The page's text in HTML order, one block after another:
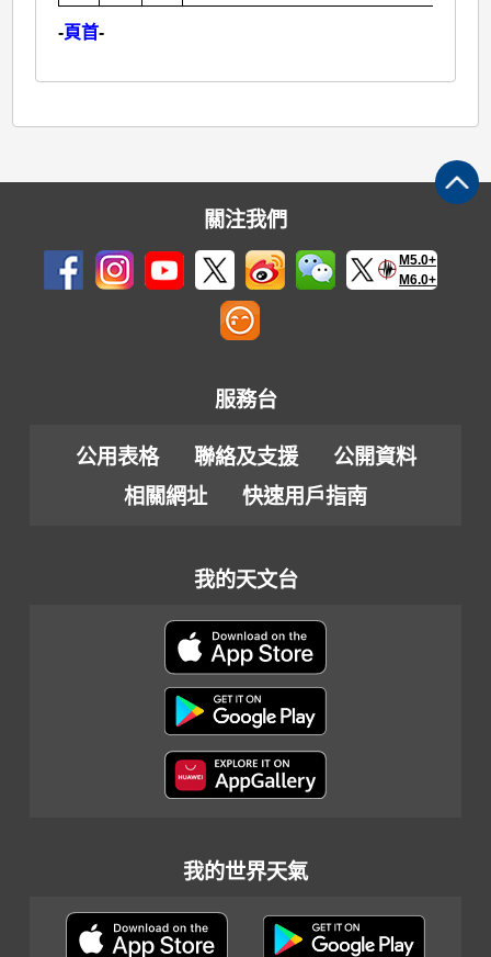
-頁首-
關注我們
M5.0+
M6.0+
服務台
公用表格 聯絡及支援
公開資料
相關網址
快速用戶指南
我的天文台
我的世界天氣